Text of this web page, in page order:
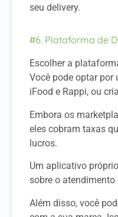
seu delivery.
#6. Plataforma de
Escolher a
Você pode optar por
iFood e Rappi, ou
Embora os
eles cobram taxas
lucros.
Um aplicativo
sobre o atendimento
Além disso, você